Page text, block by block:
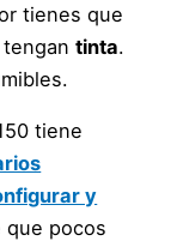
tienes que
tengantinta.
tiene
y
que pocos